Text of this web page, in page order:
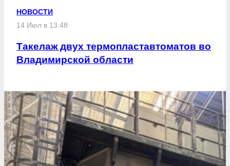
НОВОСТИ
14 Июл в 13:48
Такелаж двух термопластавтоматов во
Владимирской области